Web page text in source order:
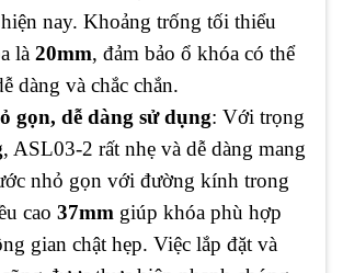
nay. Khoảng trống tối thiểu
là 20mm, đảm bảo ổ khóa có thể
dàng và chắc chắn.
gọn, dễ dàng sử dụng: Với trọng
, ASL03-2 rất nhẹ và dễ dàng mang
nhỏ gọn với đường kính trong
cao 37mm giúp khóa phù hợp
gian chật hẹp. Việc lắp đặt và